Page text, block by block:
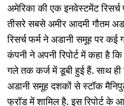
अमेरिका की एक इनवेस्टमेंट रिसर्च
तीसरे सबसे अमीर आदमी गौतम
रिसर्च फर्म ने अडानी समूह पर कई
कंपनी ने अपनी रिपोर्ट में कहा है
गले तक कर्ज में डूबी हुई हैं. साथ ही
अडानी समूह दशकों से स्टॉक
फ्रॉड में शामिल है. इस रिपोर्ट